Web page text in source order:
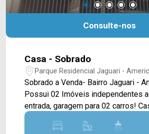
Consulte-nos
Casa - Sobrado
Parque Residencial Jaguari -
Sobrado a Venda- Bairro Jaguari -
Possui 02 Imóveis independentes
entrada, garagem para 02 carros! Casa térrea
possui 03 Quartos, sendo 01 suite,
banheiro social, Cozinha e